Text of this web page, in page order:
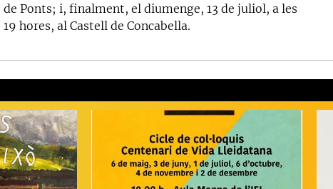
de Ponts; i, finalment, el diumenge, 13 de juliol, a les
19 hores, al Castell de Concabella.